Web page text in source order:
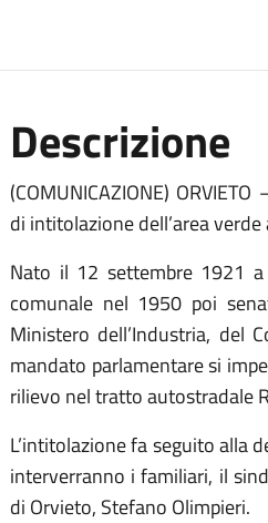
Descrizione
(COMUNICAZIONE)
di intitolazione dell’area
Nato il 12 settembre 1921
comunale nel 1950 poi
Ministero dell’Industria, del
mandato parlamentare si
rilievo nel tratto autostradale
L’intitolazione fa seguito alla
interverranno i familiari, il
di Orvieto, Stefano Olimpieri.